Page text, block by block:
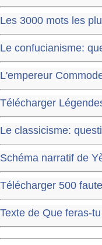
Les 3000 mots les
Le confucianisme:
L'empereur
Télécharger
Le classicisme:
Schéma narratif de
Télécharger 500
Texte de Que feras-